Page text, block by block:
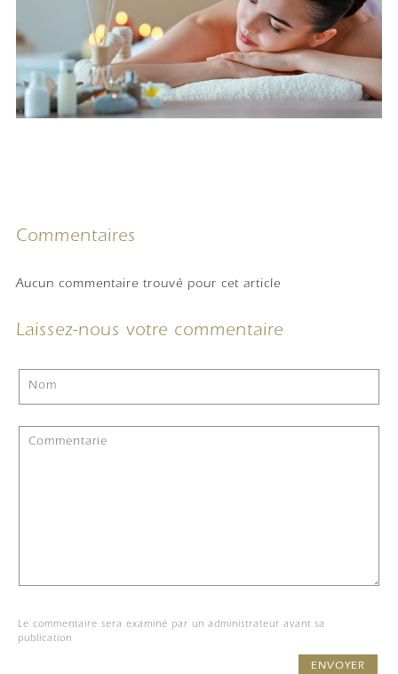
Commentaires
Aucun commentaire trouvé pour cet article
Laissez-nous votre commentaire
Le commentaire sera examiné par un administrateur avant sa
publication
ENVOYER